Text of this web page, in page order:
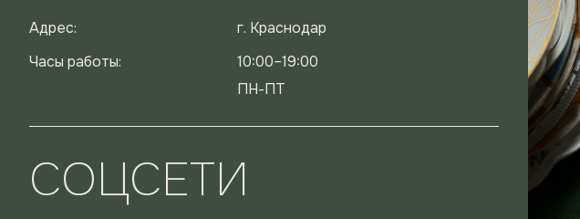
Адрес:
г. Краснодар
Часы работы:
10:00–19:00
ПН-ПТ
СОЦСЕТИ